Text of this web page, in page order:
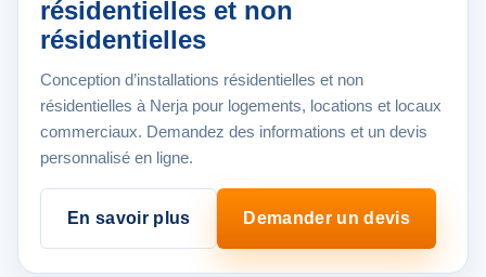
résidentielles et non
résidentielles
Conception d’installations résidentielles et non
résidentielles à Nerja pour logements, locations et locaux
commerciaux. Demandez des informations et un devis
personnalisé en ligne.
En savoir plus Demander un devis